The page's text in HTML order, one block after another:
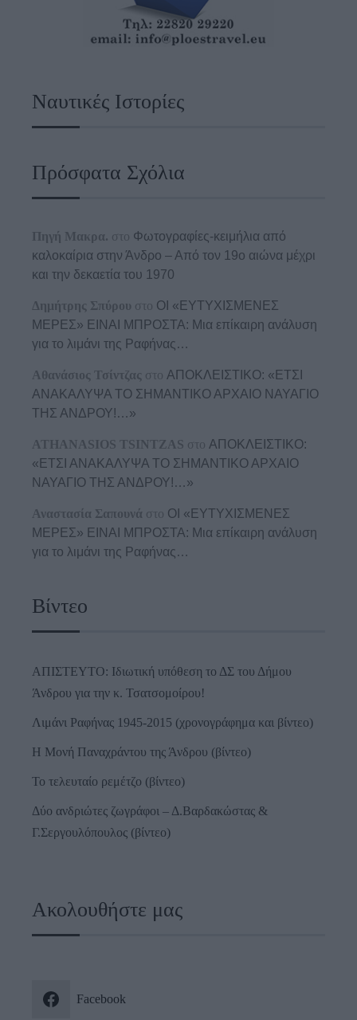
Ναυτικές Ιστορίες
Πρόσφατα Σχόλια
Πηγή Μακρα. στο Φωτογραφίες-κειμήλια από
καλοκαίρια στην Άνδρο – Από τον 19ο αιώνα μέχρι
και την δεκαετία του 1970
Δημήτρης Σπύρου στο ΟΙ «ΕΥΤΥΧΙΣΜΕΝΕΣ
ΜΕΡΕΣ» ΕΙΝΑΙ ΜΠΡΟΣΤΑ: Μια επίκαιρη ανάλυση
για το λιμάνι της Ραφήνας…
Αθανάσιος Τσίντζας στο ΑΠΟΚΛΕΙΣΤΙΚΟ: «ΕΤΣΙ
ΑΝΑΚΑΛΥΨΑ ΤΟ ΣΗΜΑΝΤΙΚΟ ΑΡΧΑΙΟ ΝΑΥΑΓΙΟ
ΤΗΣ ΑΝΔΡΟΥ!…»
ATHANASIOS TSINTZAS στο ΑΠΟΚΛΕΙΣΤΙΚΟ:
«ΕΤΣΙ ΑΝΑΚΑΛΥΨΑ ΤΟ ΣΗΜΑΝΤΙΚΟ ΑΡΧΑΙΟ
ΝΑΥΑΓΙΟ ΤΗΣ ΑΝΔΡΟΥ!…»
Αναστασία Σαπουνά στο ΟΙ «ΕΥΤΥΧΙΣΜΕΝΕΣ
ΜΕΡΕΣ» ΕΙΝΑΙ ΜΠΡΟΣΤΑ: Μια επίκαιρη ανάλυση
για το λιμάνι της Ραφήνας…
Βίντεο
ΑΠΙΣΤΕΥΤΟ: Ιδιωτική υπόθεση το ΔΣ του Δήμου
Άνδρου για την κ. Τσατσομοίρου!
Λιμάνι Ραφήνας 1945-2015 (χρονογράφημα και βίντεο)
Η Μονή Παναχράντου της Άνδρου (βίντεο)
Το τελευταίο ρεμέτζο (βίντεο)
Δύο ανδριώτες ζωγράφοι – Δ.Βαρδακώστας &
Γ.Σεργουλόπουλος (βίντεο)
Ακολουθήστε μας
Facebook